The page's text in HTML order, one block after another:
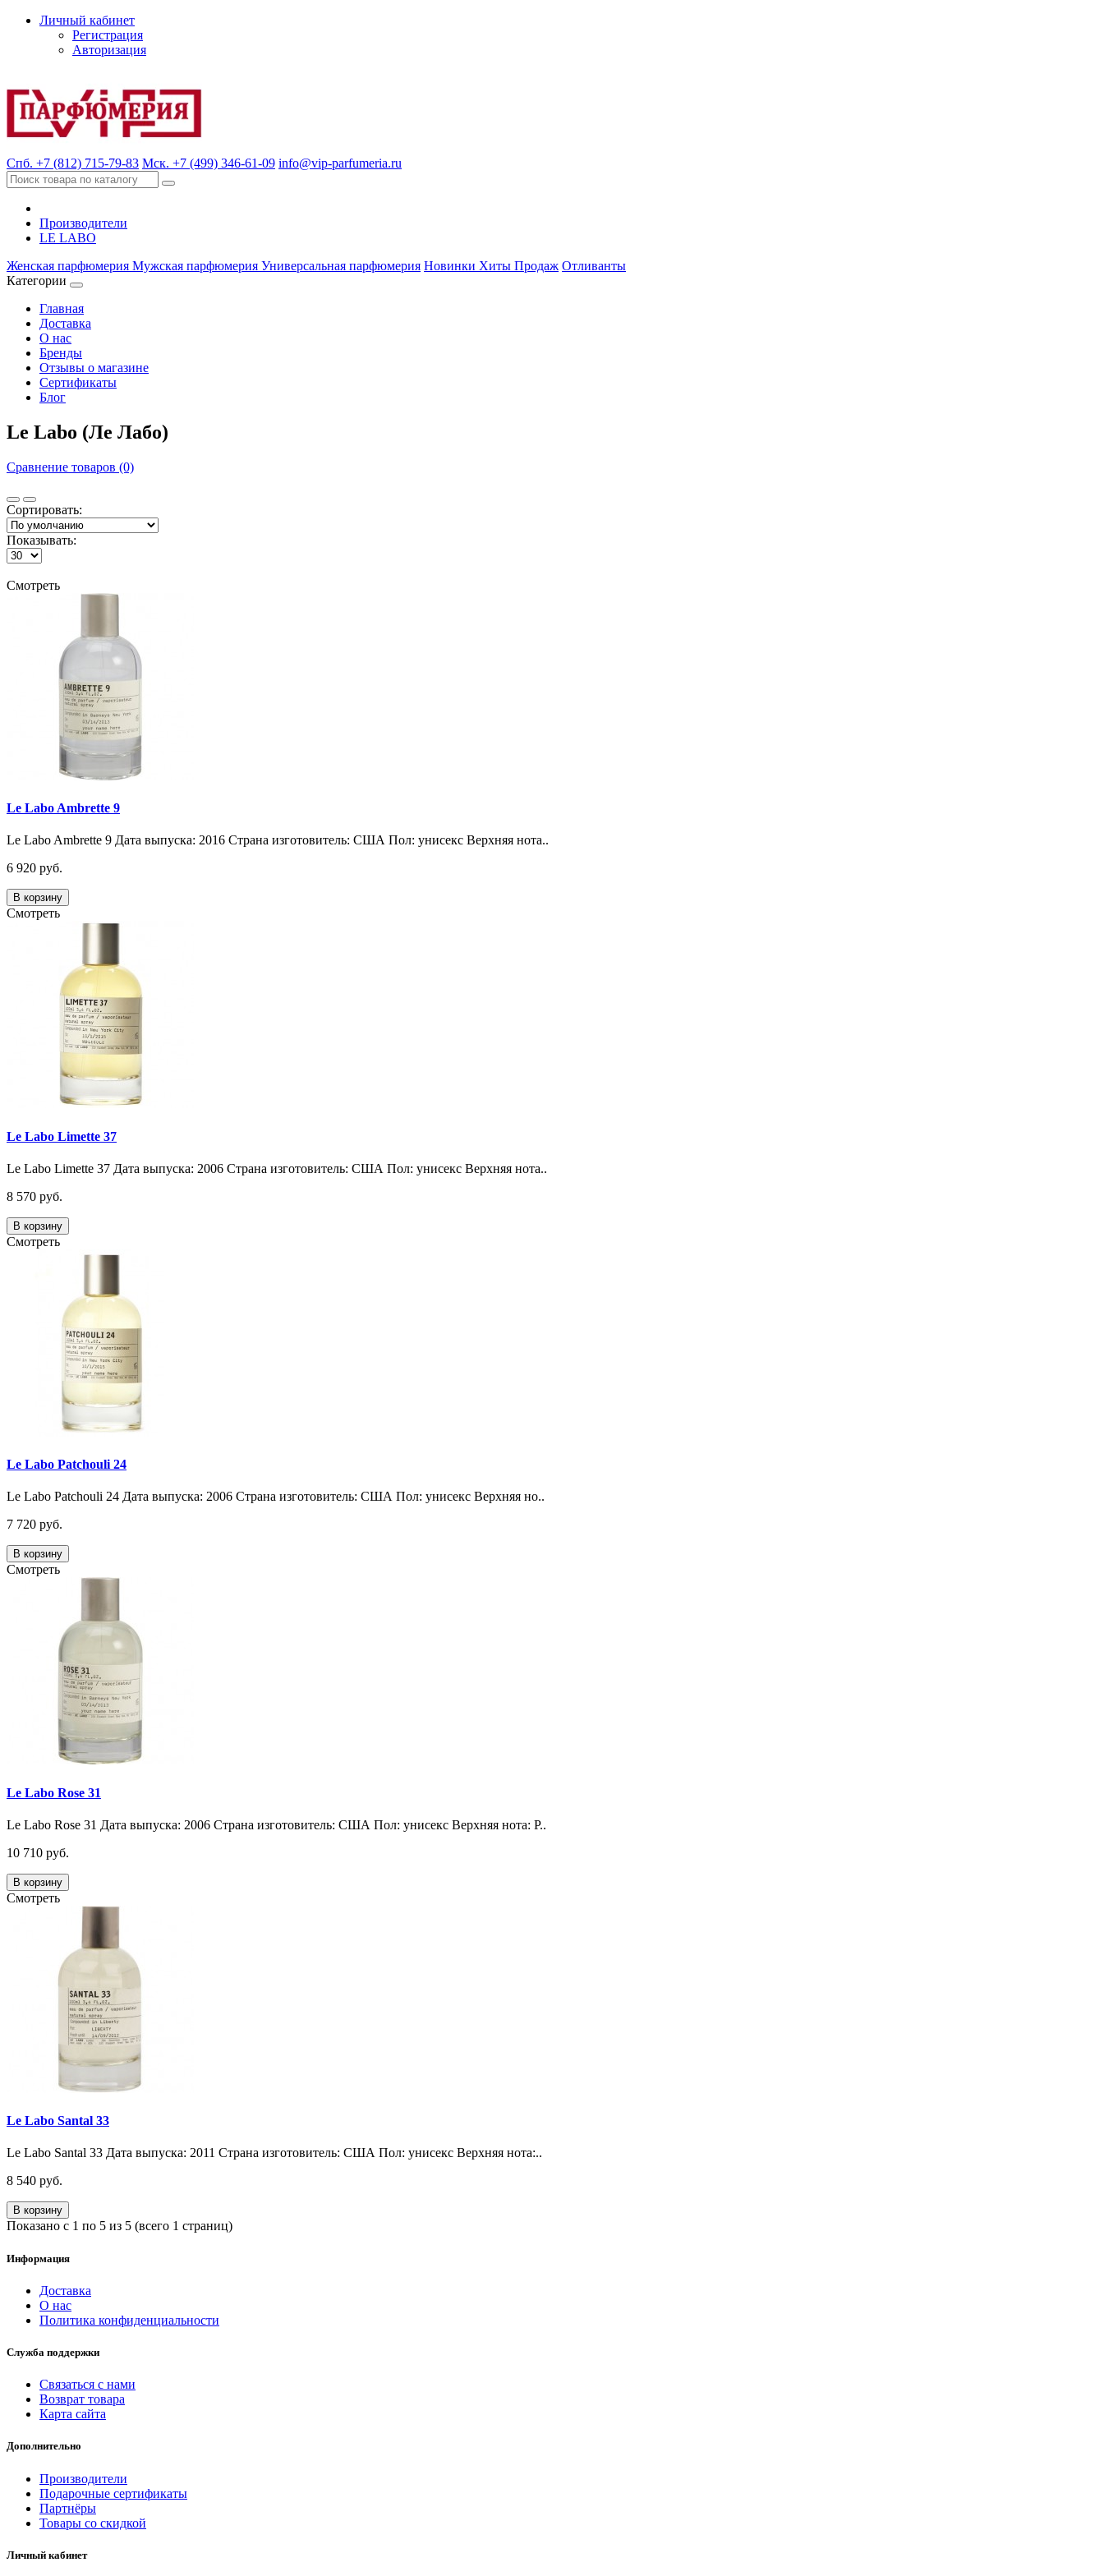
Личный кабинет
Регистрация
Авторизация
Спб. +7 (812) 715-79-83 Мск. +7 (499) 346-61-09 info@vip-parfumeria.ru
Производители
LE LABO
Женская парфюмерия Мужская парфюмерия Универсальная парфюмерия Новинки Хиты Продаж Отливанты
Категории
Главная
Доставка
О нас
Бренды
Отзывы о магазине
Сертификаты
Блог
Le Labo (Ле Лабо)
Сравнение товаров (0)
Сортировать:
Показывать:
Смотреть
Le Labo Ambrette 9
Le Labo Ambrette 9 Дата выпуска: 2016 Страна изготовитель: США Пол: унисекс Верхняя нота..
6 920 руб.
В корзину
Смотреть
Le Labo Limette 37
Le Labo Limette 37 Дата выпуска: 2006 Страна изготовитель: США Пол: унисекс Верхняя нота..
8 570 руб.
В корзину
Смотреть
Le Labo Patchouli 24
Le Labo Patchouli 24 Дата выпуска: 2006 Страна изготовитель: США Пол: унисекс Верхняя но..
7 720 руб.
В корзину
Смотреть
Le Labo Rose 31
Le Labo Rose 31 Дата выпуска: 2006 Страна изготовитель: США Пол: унисекс Верхняя нота: Р..
10 710 руб.
В корзину
Смотреть
Le Labo Santal 33
Le Labo Santal 33 Дата выпуска: 2011 Страна изготовитель: США Пол: унисекс Верхняя нота:..
8 540 руб.
В корзину
Показано с 1 по 5 из 5 (всего 1 страниц)
Информация
Доставка
О нас
Политика конфиденциальности
Служба поддержки
Связаться с нами
Возврат товара
Карта сайта
Дополнительно
Производители
Подарочные сертификаты
Партнёры
Товары со скидкой
Личный кабинет